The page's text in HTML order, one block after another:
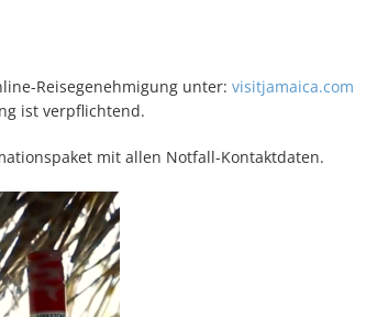
Reisegenehmigung unter: visitjamaica.com
ist verpflichtend.
mit allen Notfall-Kontaktdaten.